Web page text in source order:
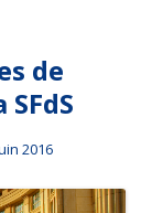
de
2016